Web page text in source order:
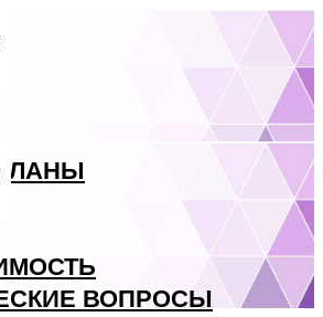
ВОПРОСЫ